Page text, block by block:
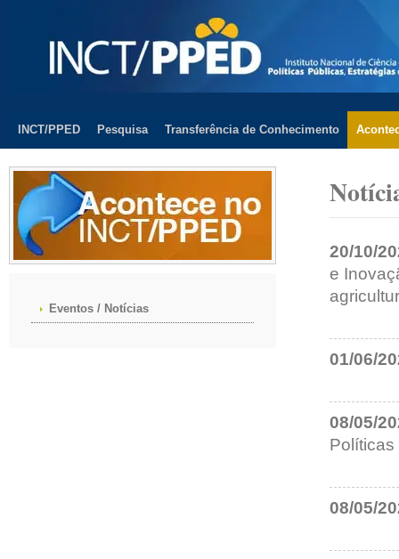
INCT/PPED Pesquisa Transferência de Conhecimento
20/10/
e
01/06/
08/05/
08/05/
Eventos / Notícias